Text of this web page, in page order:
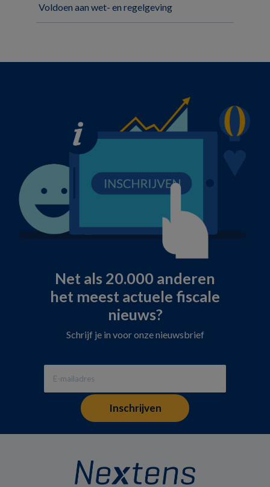
Voldoen aan wet- en regelgeving
Net als 20.000 anderen
het meest actuele fiscale
nieuws?
Schrijf je in voor onze nieuwsbrief